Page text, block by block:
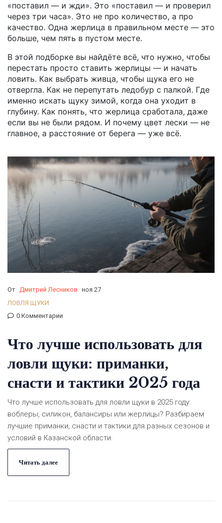
«поставил — и жди». Это «поставил — и проверил
через три часа». Это не про количество, а про
качество. Одна жерлица в правильном месте — это
больше, чем пять в пустом месте.
В этой подборке вы найдёте всё, что нужно, чтобы
перестать просто ставить жерлицы — и начать
ловить. Как выбрать живца, чтобы щука его не
отвергла. Как не перепутать ледобур с палкой. Где
именно искать щуку зимой, когда она уходит в
глубину. Как понять, что жерлица сработала, даже
если вы не были рядом. И почему цвет лески — не
главное, а расстояние от берега — уже всё.
От Дмитрий Лесников ноя 27
ЛОВЛЯ ЩУКИ
0 Комментарии
Что лучше использовать для
ловли щуки: приманки,
снасти и тактики 2025 года
Что лучше использовать для ловли щуки в 2025 году:
воблеры, силикон, балансиры или жерлицы? Разбираем
лучшие приманки, снасти и тактики для разных сезонов и
условий в Казанской области.
Читать далее